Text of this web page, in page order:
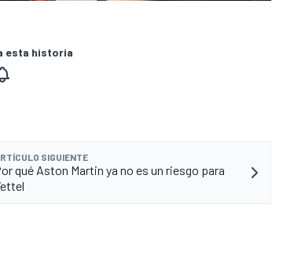
esta historia
SIGUIENTE
qué Aston Martin ya no es un riesgo para